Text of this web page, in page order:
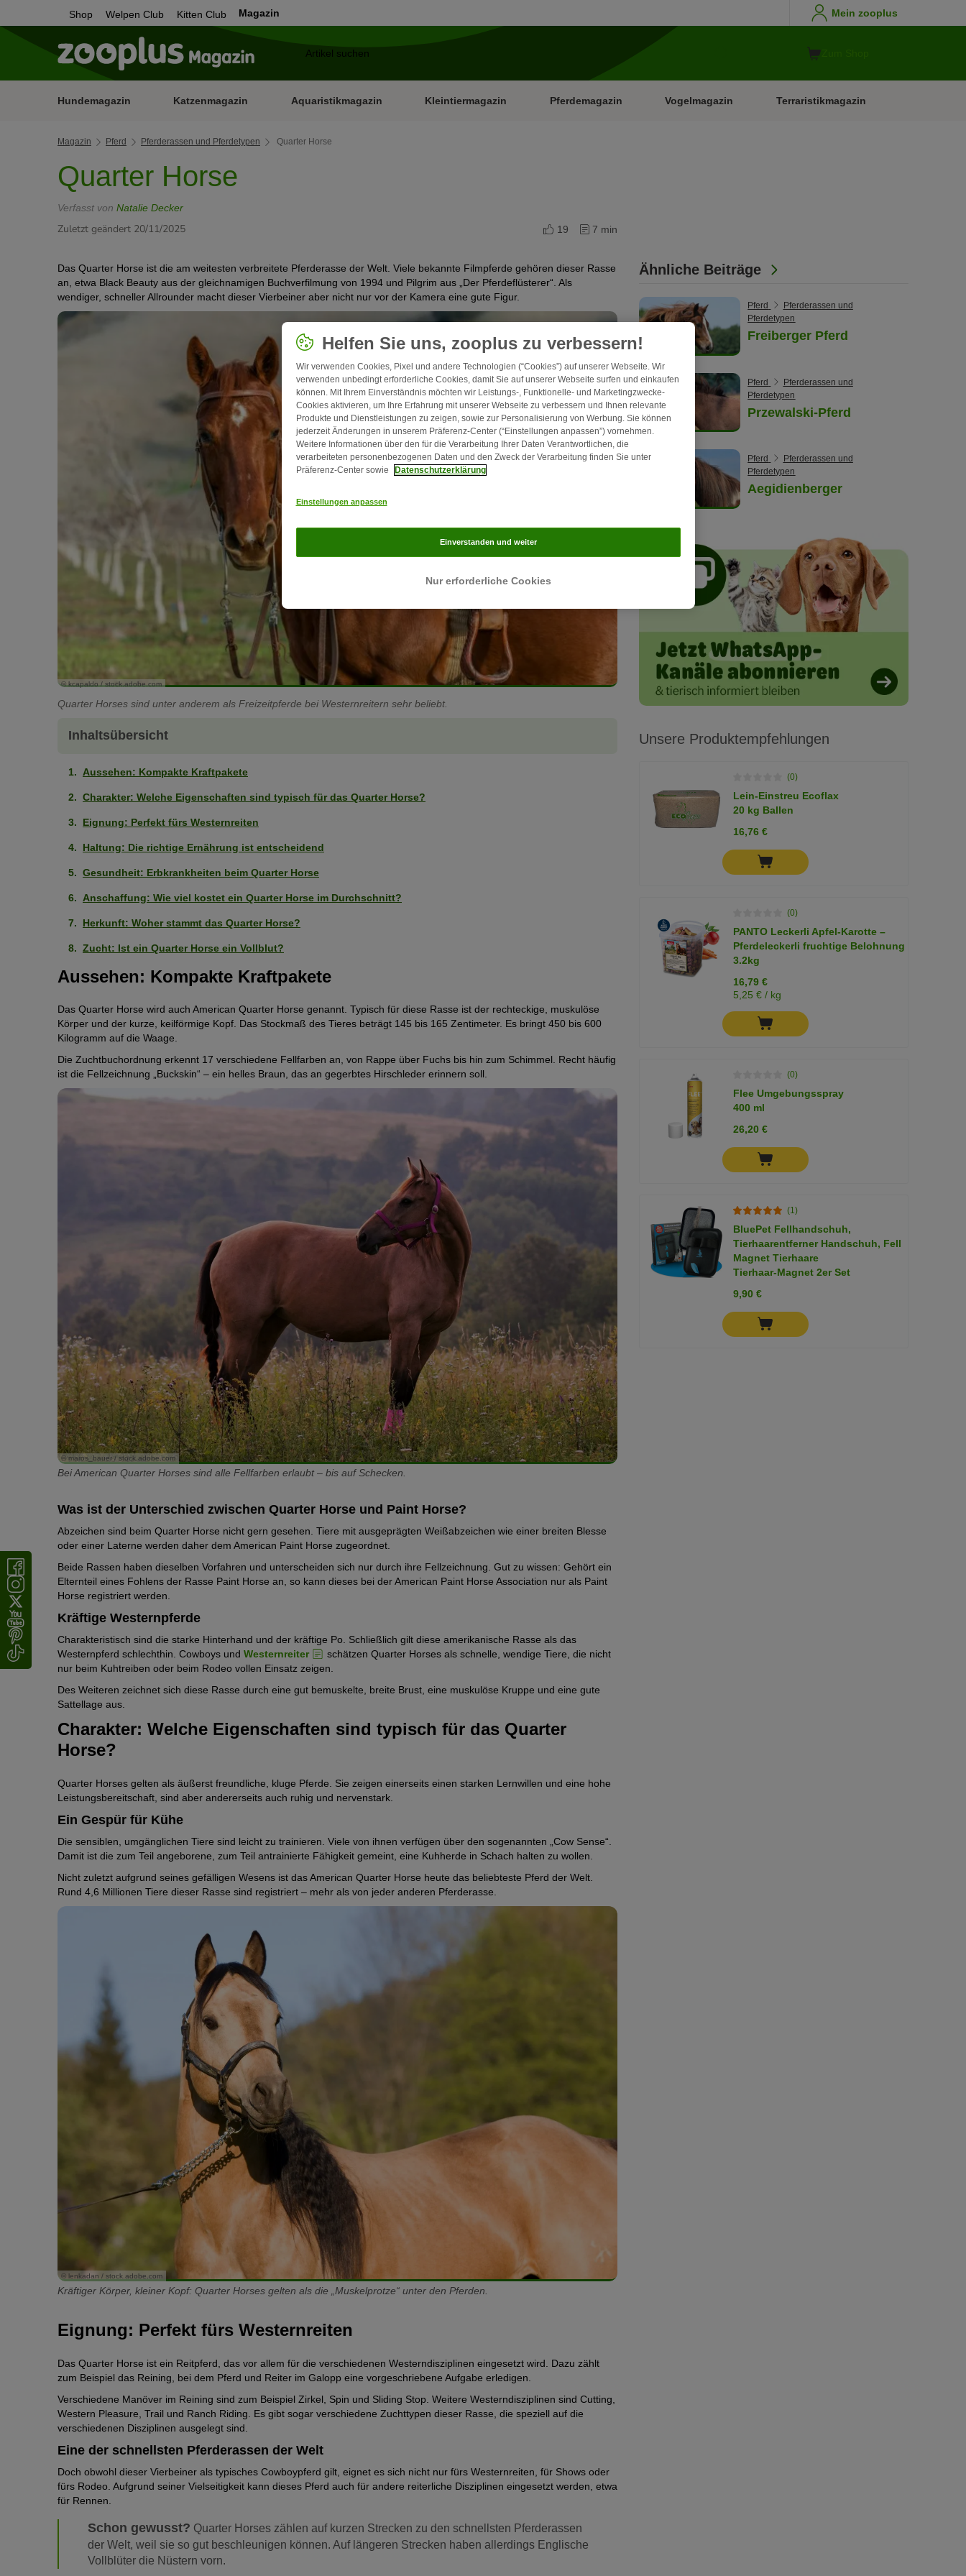
Shop Welpen Club Kitten Club Magazin Mein zooplus
Hundemagazin Katzenmagazin Aquaristikmagazin Kleintiermagazin Pferdemagazin Vogelmagazin Terraristikmagazin
Magazin Pferd Pferderassen und Pferdetypen Quarter Horse
Quarter Horse
Verfasst von Natalie Decker
Zuletzt geändert 20/11/2025 19 7 min
Das Quarter Horse ist die am weitesten verbreitete Pferderasse der Welt. Viele bekannte Filmpferde gehören dieser Rasse
an, etwa Black Beauty aus der gleichnamigen Buchverfilmung von 1994 und Pilgrim aus „Der Pferdeflüsterer“. Als
wendiger, schneller Allrounder macht dieser Vierbeiner aber nicht nur vor der Kamera eine gute Figur.
© kcapaldo / stock.adobe.com
Quarter Horses sind unter anderem als Freizeitpferde bei Westernreitern sehr beliebt.
Inhaltsübersicht
Aussehen: Kompakte Kraftpakete
Charakter: Welche Eigenschaften sind typisch für das Quarter Horse?
Eignung: Perfekt fürs Westernreiten
Haltung: Die richtige Ernährung ist entscheidend
Gesundheit: Erbkrankheiten beim Quarter Horse
Anschaffung: Wie viel kostet ein Quarter Horse im Durchschnitt?
Herkunft: Woher stammt das Quarter Horse?
Zucht: Ist ein Quarter Horse ein Vollblut?
Aussehen: Kompakte Kraftpakete
Das Quarter Horse wird auch American Quarter Horse genannt. Typisch für diese Rasse ist der rechteckige, muskulöse
Körper und der kurze, keilförmige Kopf. Das Stockmaß des Tieres beträgt 145 bis 165 Zentimeter. Es bringt 450 bis 600
Kilogramm auf die Waage.
Die Zuchtbuchordnung erkennt 17 verschiedene Fellfarben an, von Rappe über Fuchs bis hin zum Schimmel. Recht häufig
ist die Fellzeichnung „Buckskin“ – ein helles Braun, das an gegerbtes Hirschleder erinnern soll.
© maros_bauer / stock.adobe.com
Bei American Quarter Horses sind alle Fellfarben erlaubt – bis auf Schecken.
Was ist der Unterschied zwischen Quarter Horse und Paint Horse?
Abzeichen sind beim Quarter Horse nicht gern gesehen. Tiere mit ausgeprägten Weißabzeichen wie einer breiten Blesse
oder einer Laterne werden daher dem American Paint Horse zugeordnet.
Beide Rassen haben dieselben Vorfahren und unterscheiden sich nur durch ihre Fellzeichnung. Gut zu wissen: Gehört ein
Elternteil eines Fohlens der Rasse Paint Horse an, so kann dieses bei der American Paint Horse Association nur als Paint
Horse registriert werden.
Kräftige Westernpferde
Charakteristisch sind die starke Hinterhand und der kräftige Po. Schließlich gilt diese amerikanische Rasse als das
Westernpferd schlechthin. Cowboys und Westernreiter
schätzen Quarter Horses als schnelle, wendige Tiere, die nicht
nur beim Kuhtreiben oder beim Rodeo vollen Einsatz zeigen.
Des Weiteren zeichnet sich diese Rasse durch eine gut bemuskelte, breite Brust, eine muskulöse Kruppe und eine gute
Sattellage aus.
Charakter: Welche Eigenschaften sind typisch für das Quarter
Horse?
Quarter Horses gelten als äußerst freundliche, kluge Pferde. Sie zeigen einerseits einen starken Lernwillen und eine hohe
Leistungsbereitschaft, sind aber andererseits auch ruhig und nervenstark.
Ein Gespür für Kühe
Die sensiblen, umgänglichen Tiere sind leicht zu trainieren. Viele von ihnen verfügen über den sogenannten „Cow Sense“.
Damit ist die zum Teil angeborene, zum Teil antrainierte Fähigkeit gemeint, eine Kuhherde in Schach halten zu wollen.
Nicht zuletzt aufgrund seines gefälligen Wesens ist das American Quarter Horse heute das beliebteste Pferd der Welt.
Rund 4,6 Millionen Tiere dieser Rasse sind registriert – mehr als von jeder anderen Pferderasse.
© lenkadan / stock.adobe.com
Kräftiger Körper, kleiner Kopf: Quarter Horses gelten als die „Muskelprotze“ unter den Pferden.
Eignung: Perfekt fürs Westernreiten
Das Quarter Horse ist ein Reitpferd, das vor allem für die verschiedenen Westerndisziplinen eingesetzt wird. Dazu zählt
zum Beispiel das Reining, bei dem Pferd und Reiter im Galopp eine vorgeschriebene Aufgabe erledigen.
Verschiedene Manöver im Reining sind zum Beispiel Zirkel, Spin und Sliding Stop. Weitere Westerndisziplinen sind Cutting,
Western Pleasure, Trail und Ranch Riding. Es gibt sogar verschiedene Zuchttypen dieser Rasse, die speziell auf die
verschiedenen Disziplinen ausgelegt sind.
Eine der schnellsten Pferderassen der Welt
Doch obwohl dieser Vierbeiner als typisches Cowboypferd gilt, eignet es sich nicht nur fürs Westernreiten, für Shows oder
fürs Rodeo. Aufgrund seiner Vielseitigkeit kann dieses Pferd auch für andere reiterliche Disziplinen eingesetzt werden, etwa
für Rennen.
Schon gewusst? Quarter Horses zählen auf kurzen Strecken zu den schnellsten Pferderassen
der Welt, weil sie so gut beschleunigen können. Auf längeren Strecken haben allerdings Englische
Vollblüter die Nüstern vorn.
Ähnliche Beiträge
Pferd
Pferderassen und
Pferdetypen
Freiberger Pferd
Pferd
Pferderassen und
Pferdetypen
Przewalski-Pferd
Pferd
Pferderassen und
Pferdetypen
Aegidienberger
Unsere Produktempfehlungen
(0)
Lein-Einstreu Ecoflax
20 kg Ballen
16,76 €
(0)
PANTO Leckerli Apfel-Karotte –
Pferdeleckerli fruchtige Belohnung
3.2kg
16,79 €
5,25 € / kg
(0)
Flee Umgebungsspray
400 ml
26,20 €
(1)
BluePet Fellhandschuh,
Tierhaarentferner Handschuh, Fell
Magnet Tierhaare
Tierhaar-Magnet 2er Set
9,90 €
Helfen Sie uns, zooplus zu verbessern!
Wir verwenden Cookies, Pixel und andere Technologien (“Cookies”) auf unserer Webseite. Wir
verwenden unbedingt erforderliche Cookies, damit Sie auf unserer Webseite surfen und einkaufen
können. Mit Ihrem Einverständnis möchten wir Leistungs-, Funktionelle- und Marketingzwecke-
Cookies aktivieren, um Ihre Erfahrung mit unserer Webseite zu verbessern und Ihnen relevante
Produkte und Dienstleistungen zu zeigen, sowie zur Personalisierung von Werbung. Sie können
jederzeit Änderungen in unserem Präferenz-Center (“Einstellungen anpassen”) vornehmen.
Weitere Informationen über den für die Verarbeitung Ihrer Daten Verantwortlichen, die
verarbeiteten personenbezogenen Daten und den Zweck der Verarbeitung finden Sie unter
Präferenz-Center sowie
Datenschutzerklärung
Einstellungen anpassen
Nur erforderliche Cookies
Einverstanden und weiter